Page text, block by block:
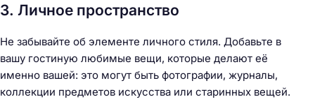
3. Личное пространство
Не забывайте об элементе личного стиля. Добавьте в
вашу гостиную любимые вещи, которые делают её
именно вашей: это могут быть фотографии, журналы,
коллекции предметов искусства или старинных вещей.
Н
а
й
т